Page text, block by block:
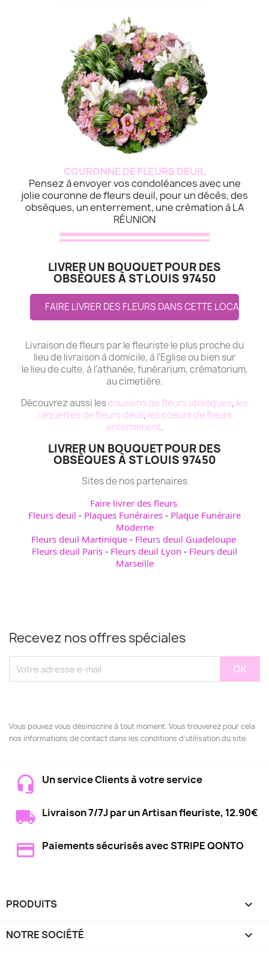
COURONNE DE FLEURS DEUIL
Pensez à envoyer vos condoléances avec une
jolie couronne de fleurs deuil, pour un décès, des
obsèques, un enterrement, une crémation à LA
RÉUNION
LIVRER UN BOUQUET POUR DES
OBSÈQUES À ST LOUIS 97450
FAIRE LIVRER DES FLEURS DANS CETTE LOCALITE
Livraison de fleurs par le fleuriste le plus proche du
lieu de livraison à domicile, à l'Eglise ou bien sur
le lieu de culte, à l'athanée, funérarium, crématorium,
au cimetière.
Découvrez aussi lescoussins de fleurs obsèques, les
raquettes de fleurs deuil, les coeurs de fleurs
enterrement.
LIVRER UN BOUQUET POUR DES
OBSÈQUES À ST LOUIS 97450
Sites de nos partenaires
Faire livrer des fleurs
Fleurs deuil - Plaques Funéraires - Plaque Funéraire
Moderne
Fleurs deuil Martinique- Fleurs deuil Guadeloupe
Fleurs deuil Paris - Fleurs deuil Lyon - Fleurs deuil
Marseille
Recevez nos offres spéciales
Vous pouvez vous désinscrire à tout moment. Vous trouverez pour cela
nos informations de contact dans les conditions d'utilisation du site.
Un service Clients à votre service
Livraison 7/7J par un Artisan fleuriste, 12.90€
Paiements sécurisés avec STRIPE QONTO
PRODUITS 
NOTRE SOCIÉTÉ 